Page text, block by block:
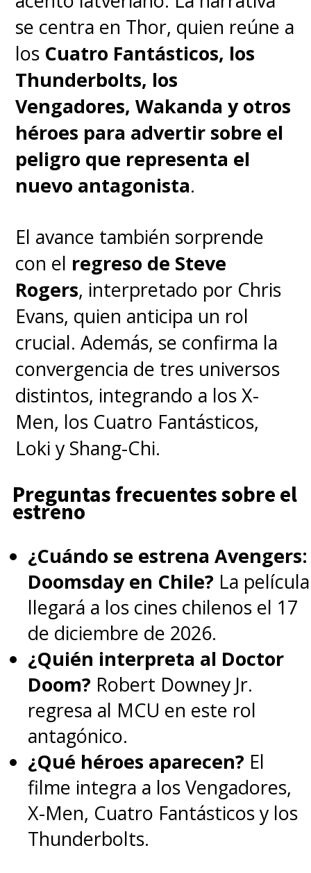
se centra en Thor, quien reúne a
los Cuatro Fantásticos, los
Thunderbolts, los
Vengadores, Wakanda y otros
héroes para advertir sobre el
peligro que representa el
nuevo antagonista.
El avance también sorprende
con el regreso de Steve
Rogers, interpretado por Chris
Evans, quien anticipa un rol
crucial. Además, se confirma la
convergencia de tres universos
distintos, integrando a los X-
Men, los Cuatro Fantásticos,
Loki y Shang-Chi.
Preguntas frecuentes sobre el
estreno
¿Cuándo se estrena Avengers:
Doomsday en Chile? La película
llegará a los cines chilenos el 17
de diciembre de 2026.
¿Quién interpreta al Doctor
Doom? Robert Downey Jr.
regresa al MCU en este rol
antagónico.
¿Qué héroes aparecen? El
filme integra a los Vengadores,
X-Men, Cuatro Fantásticos y los
Thunderbolts.